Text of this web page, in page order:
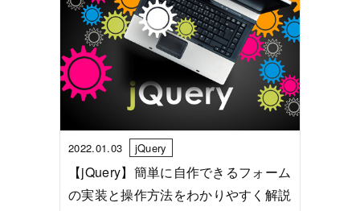
2022.01.03 jQuery
【jQuery】簡単に自作できるフォーム
の実装と操作方法をわかりやすく解説